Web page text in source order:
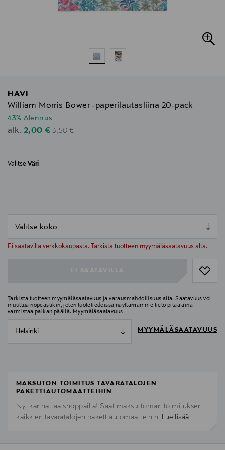
HAVI
William Morris Bower -paperilautasliina 20-pack
43% Alennus
alk. Discounted Price
2,00 €Original Price
3,50 €
Valitse Väri
Ei saatavilla verkkokaupasta. Tarkista tuotteen myymäläsaatavuus alta.
null
Tarkista tuotteen myymäläsaatavuus ja varausmahdollisuus alta. Saatavuus voi
muuttua nopeastikin, joten tuotetiedoissa näyttämämme tieto pitää aina
varmistaa paikan päällä. Myymäläsaatavuus
Helsinki MYYMÄLÄSAATAVUUS
MAKSUTON TOIMITUS TAVARATALOJEN
PAKETTIAUTOMAATTEIHIN
Nyt kannattaa shoppailla! Saat maksuttoman toimituksen
kaikkien tavaratalojen pakettiautomaatteihin. Lue lisää